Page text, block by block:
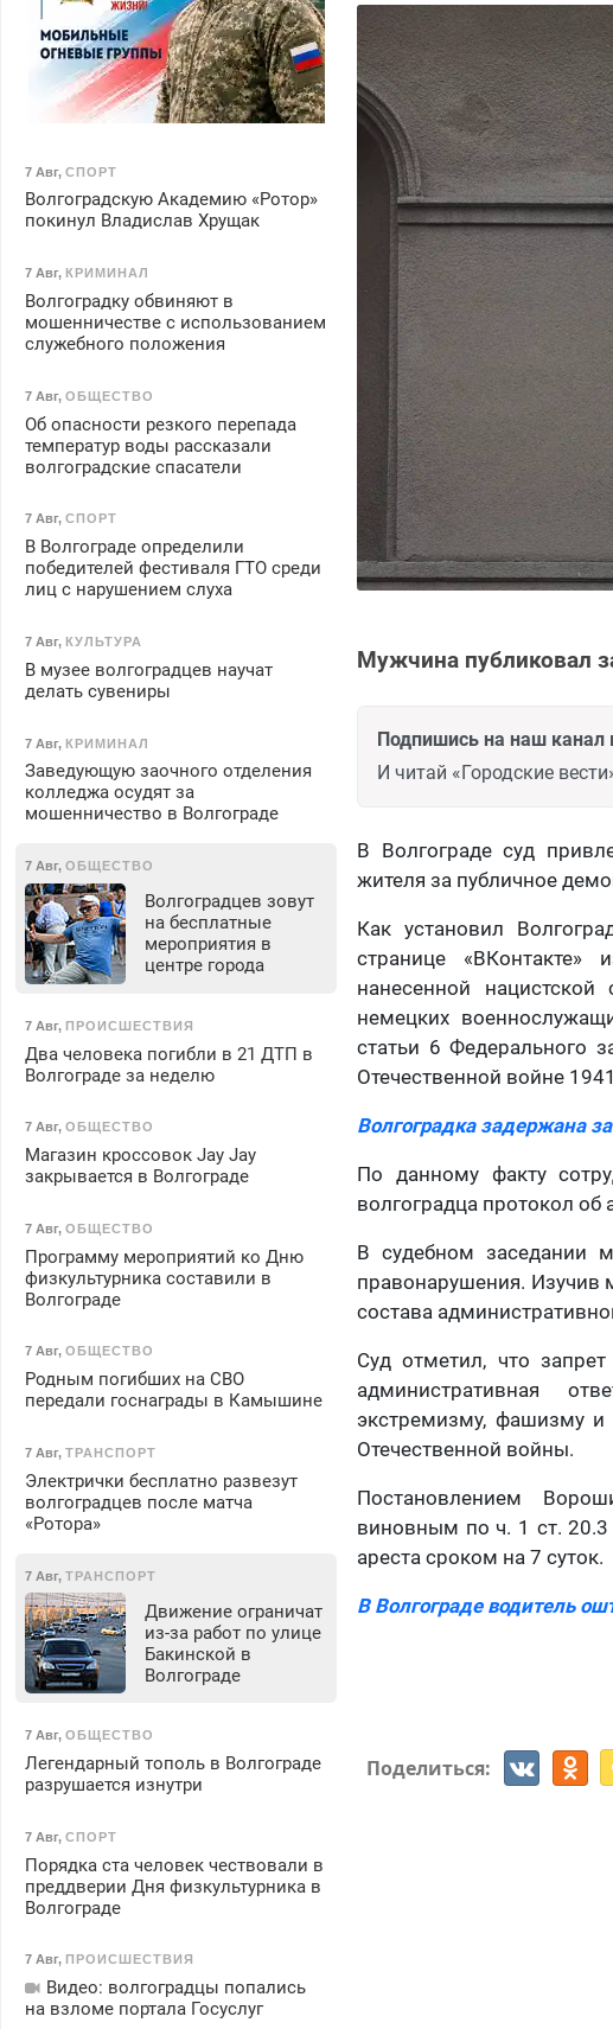
Мужчина публиковал
Подпишись на наш канал
И читай «Городские
В Волгограде суд
жителя за публичное
Как установил
странице
нанесенной
немецких
статьи 6 Федерального
Отечественной войне
Волгоградка задержана
По данному факту
волгоградца протокол
В судебном заседании
правонарушения. Изучив
состава
Суд отметил, что
административная
экстремизму, фашизму
Отечественной войны.
Постановлением
виновным по ч. 1 ст.
ареста сроком на 7 суток.
В Волгограде водитель
Поделиться:
7 Авг, СПОРТ
Волгоградскую Академию «Ротор»
покинул Владислав Хрущак
7 Авг, КРИМИНАЛ
Волгоградку обвиняют в
мошенничестве с использованием
служебного положения
7 Авг, ОБЩЕСТВО
Об опасности резкого перепада
температур воды рассказали
волгоградские спасатели
7 Авг, СПОРТ
В Волгограде определили
победителей фестиваля ГТО среди
лиц с нарушением слуха
7 Авг, КУЛЬТУРА
В музее волгоградцев научат
делать сувениры
7 Авг, КРИМИНАЛ
Заведующую заочного отделения
колледжа осудят за
мошенничество в Волгограде
7 Авг, ОБЩЕСТВО
Волгоградцев зовут
на бесплатные
мероприятия в
центре города
7 Авг, ПРОИСШЕСТВИЯ
Два человека погибли в 21 ДТП в
Волгограде за неделю
7 Авг, ОБЩЕСТВО
Магазин кроссовок Jay Jay
закрывается в Волгограде
7 Авг, ОБЩЕСТВО
Программу мероприятий ко Дню
физкультурника составили в
Волгограде
7 Авг, ОБЩЕСТВО
Родным погибших на СВО
передали госнаграды в Камышине
7 Авг, ТРАНСПОРТ
Электрички бесплатно развезут
волгоградцев после матча
«Ротора»
7 Авг, ТРАНСПОРТ
Движение ограничат
из-за работ по улице
Бакинской в
Волгограде
7 Авг, ОБЩЕСТВО
Легендарный тополь в Волгограде
разрушается изнутри
7 Авг, СПОРТ
Порядка ста человек чествовали в
преддверии Дня физкультурника в
Волгограде
7 Авг, ПРОИСШЕСТВИЯ
Видео: волгоградцы попались
на взломе портала Госуслуг